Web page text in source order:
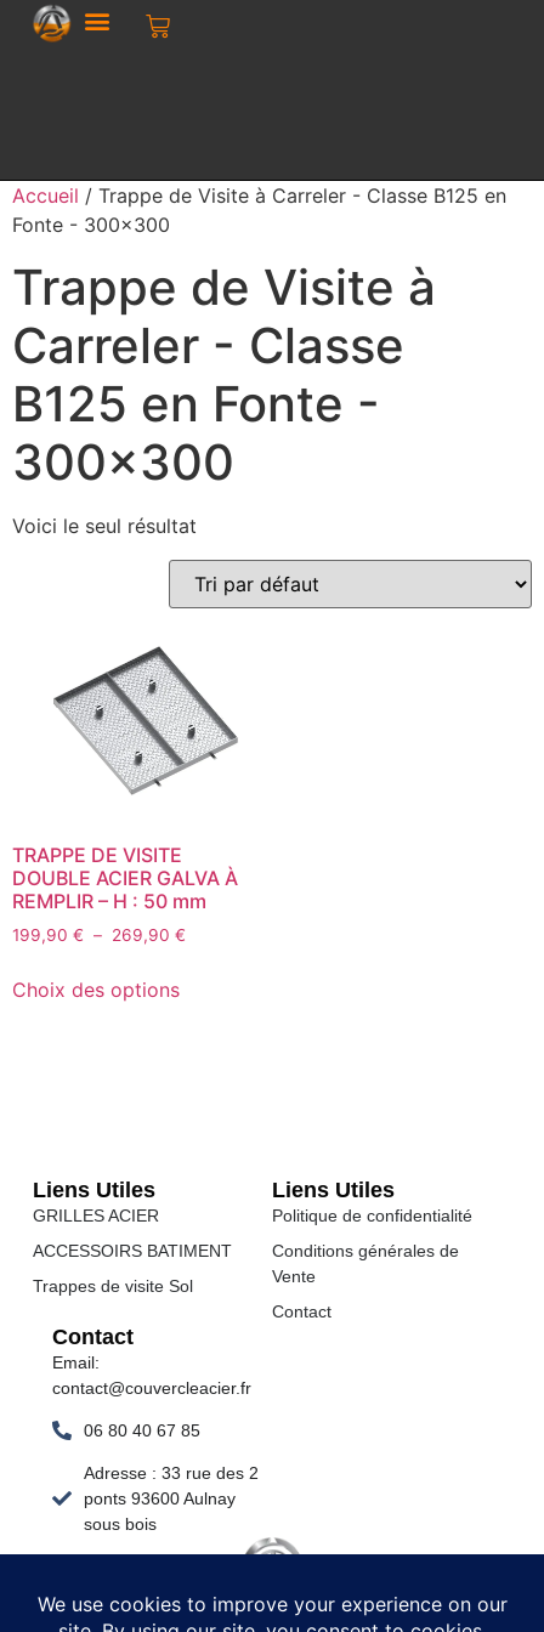
Accueil / Trappe de Visite à Carreler - Classe B125 en
Fonte - 300x300
Trappe de Visite à
Carreler - Classe
B125 en Fonte -
300x300
Voici le seul résultat
TRAPPE DE VISITE
DOUBLE ACIER GALVA À
REMPLIR – H : 50 mm
199,90 € – 269,90 €
Choix des options
Liens Utiles
GRILLES ACIER
ACCESSOIRS BATIMENT
Trappes de visite Sol
Liens Utiles
Politique de confidentialité
Conditions générales de
Vente
Contact
Contact
Email:
contact@couvercleacier.fr
06 80 40 67 85
Adresse : 33 rue des 2
ponts 93600 Aulnay
sous bois